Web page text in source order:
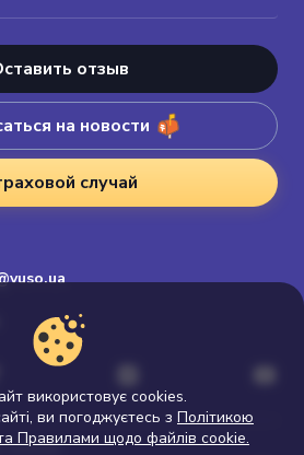
отзыв
на новости
случай
reserved
використовує cookies.
ви погоджуєтесь з Політикою
та Правилами щодо файлів cookie.